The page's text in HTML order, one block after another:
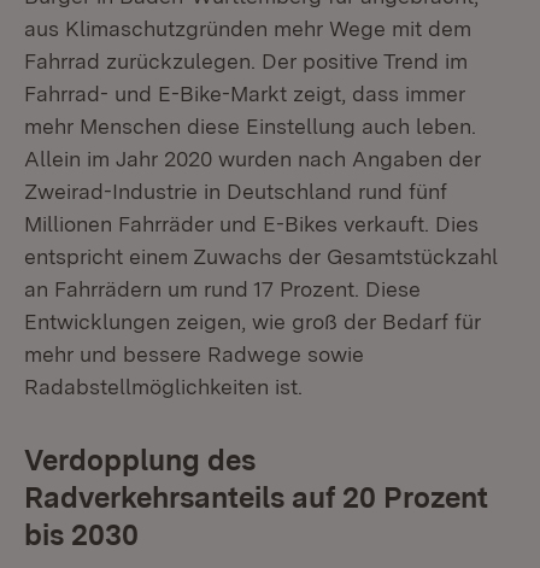
aus Klimaschutzgründen mehr Wege mit dem
Fahrrad zurückzulegen. Der positive Trend im
Fahrrad- und E-Bike-Markt zeigt, dass immer
mehr Menschen diese Einstellung auch leben.
Allein im Jahr 2020 wurden nach Angaben der
Zweirad-Industrie in Deutschland rund fünf
Millionen Fahrräder und E-Bikes verkauft. Dies
entspricht einem Zuwachs der Gesamtstückzahl
an Fahrrädern um rund 17 Prozent. Diese
Entwicklungen zeigen, wie groß der Bedarf für
mehr und bessere Radwege sowie
Radabstellmöglichkeiten ist.
Verdopplung des
Radverkehrsanteils auf 20 Prozent
bis 2030